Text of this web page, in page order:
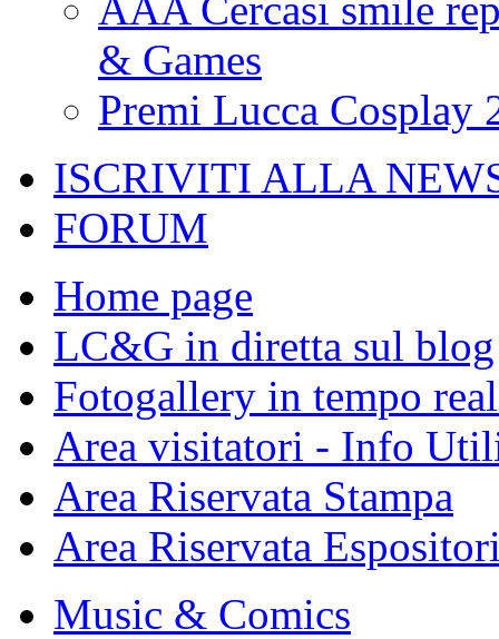
& Games
Premi Lucca Cosplay
ISCRIVITI ALLA
FORUM
Home page
LC&G in diretta sul blog
Fotogallery in tempo
Area visitatori - Info
Area Riservata Stampa
Area Riservata
Music & Comics